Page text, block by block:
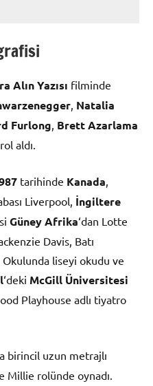
Alın Yazısı filminde
Natalia
Furlong Brett Azarlama
aldı.
tarihinde Kanada
Liverpool, İngiltere
Güney Afrika‘dan Lotte
Davis, Batı
liseyi okudu ve
‘deki McGill Üniversitesi
Playhouse adlı tiyatro
birincil uzun metrajlı
Millie rolünde oynadı.